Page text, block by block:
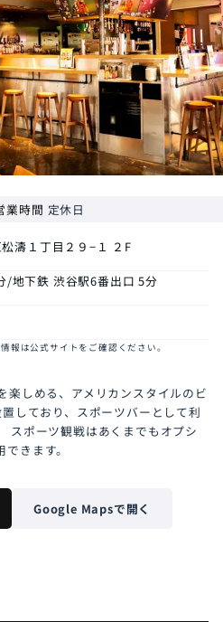
業時間 定休日
濤１丁目２９−１ ２F
/地下鉄 渋谷駅6番出口 5分
報は公式サイトをご確認ください。
楽しめる、アメリカンスタイルのビ
しており、スポーツバーとして利
スポーツ観戦はあくまでもオプシ
きます。
Google Mapsで開く